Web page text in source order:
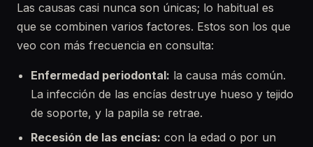
Las causas casi nunca son únicas; lo habitual es
que se combinen varios factores. Estos son los que
veo con más frecuencia en consulta:
Enfermedad periodontal: la causa más común.
La infección de las encías destruye hueso y tejido
de soporte, y la papila se retrae.
Recesión de las encías: con la edad o por un